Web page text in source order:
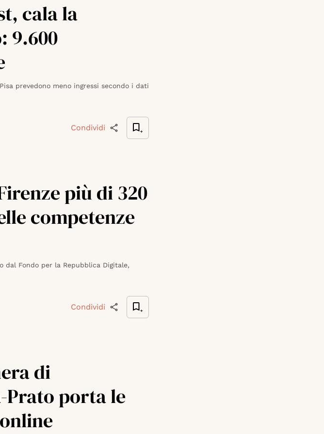
cala la
9.600
prevedono meno ingressi secondo i dati
Condividi
più di 320
competenze
Fondo per la Repubblica Digitale,
Condividi
di
Prato porta le